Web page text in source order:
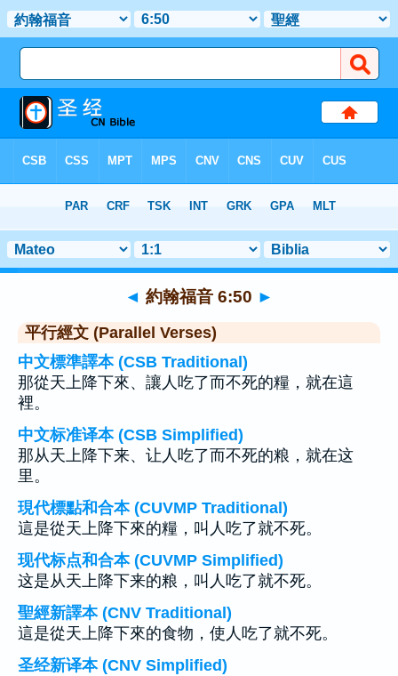
> 聖經金句 50
◄ 約翰福音 6:50 ►
平行經文 (Parallel Verses)
中文標準譯本 (CSB Traditional)
那從天上降下來、讓人吃了而不死的糧，就在這
裡。
中文标准译本 (CSB Simplified)
那从天上降下来、让人吃了而不死的粮，就在这
里。
現代標點和合本 (CUVMP Traditional)
這是從天上降下來的糧，叫人吃了就不死。
现代标点和合本 (CUVMP Simplified)
这是从天上降下来的粮，叫人吃了就不死。
聖經新譯本 (CNV Traditional)
這是從天上降下來的食物，使人吃了就不死。
圣经新译本 (CNV Simplified)